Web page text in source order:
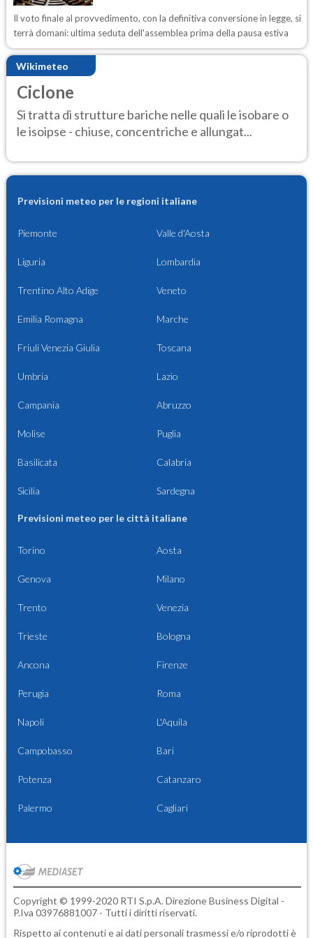
Il voto finale al provvedimento, con la definitiva conversione in legge, si
terrà domani: ultima seduta dell'assemblea prima della pausa estiva
Wikimeteo
Ciclone
Si tratta di strutture bariche nelle quali le isobare o
le isoipse - chiuse, concentriche e allungat...
Previsioni meteo per le regioni italiane
Piemonte Valle d'Aosta
Liguria Lombardia
Trentino Alto Adige Veneto
Emilia Romagna Marche
Friuli Venezia Giulia Toscana
Umbria Lazio
Campania Abruzzo
Molise Puglia
Basilicata Calabria
Sicilia Sardegna
Previsioni meteo per le città italiane
Torino Aosta
Genova Milano
Trento Venezia
Trieste Bologna
Ancona Firenze
Perugia Roma
Napoli L'Aquila
Campobasso Bari
Potenza Catanzaro
Palermo Cagliari
Copyright © 1999-2020 RTI S.p.A. Direzione Business Digital -
P.Iva 03976881007 - Tutti i diritti riservati.
Rispetto ai contenuti e ai dati personali trasmessi e/o riprodotti è